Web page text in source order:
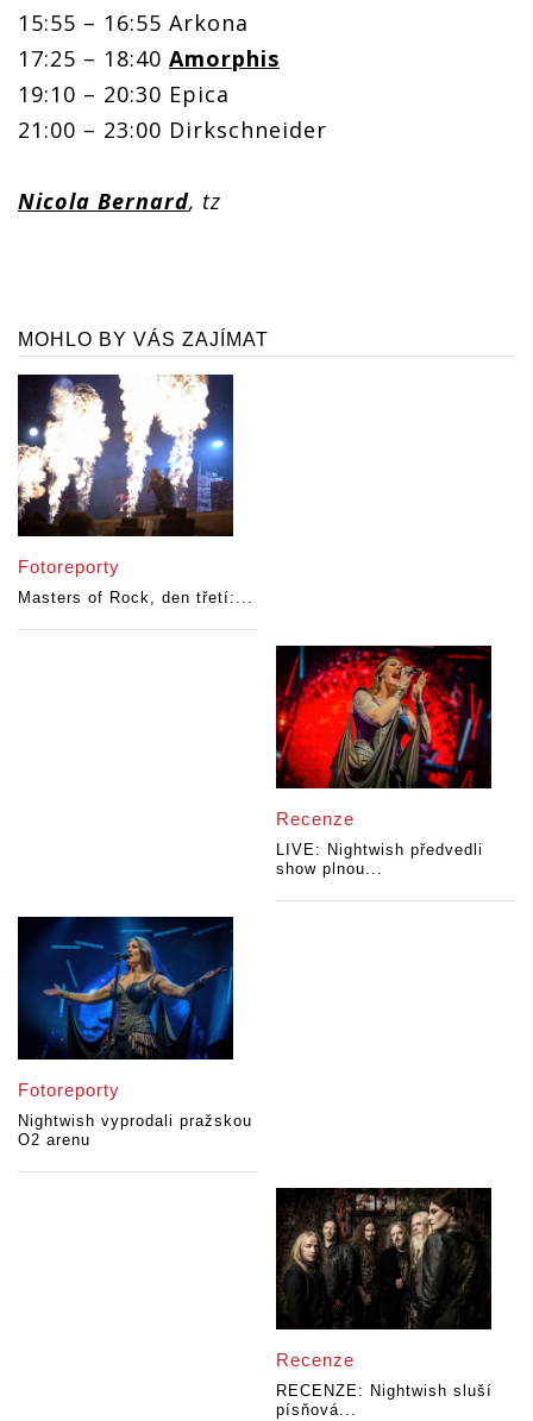
15:55 – 16:55 Arkona
17:25 – 18:40 Amorphis
19:10 – 20:30 Epica
21:00 – 23:00 Dirkschneider
Nicola Bernard, tz
MOHLO BY VÁS ZAJÍMAT
Fotoreporty
Masters of Rock, den třetí:...
Recenze
LIVE: Nightwish předvedli
show plnou...
Fotoreporty
Nightwish vyprodali pražskou
O2 arenu
Recenze
RECENZE: Nightwish sluší
písňová...